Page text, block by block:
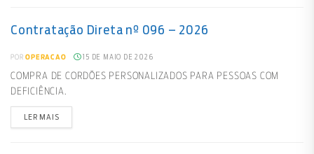
Contratação Direta nº 096 – 2026
POR OPERACAO 15 DE MAIO DE 2026
COMPRA DE CORDÕES PERSONALIZADOS PARA PESSOAS COM
DEFICIÊNCIA.
LER MAIS